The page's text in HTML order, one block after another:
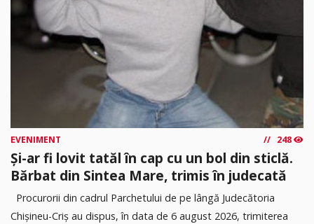
EVENIMENT 248
Și-ar fi lovit tatăl în cap cu un bol din sticlă.
Bărbat din Sintea Mare, trimis în judecată
Procurorii din cadrul Parchetului de pe lângă Judecătoria
Chișineu-Criș au dispus, în data de 6 august 2026, trimiterea